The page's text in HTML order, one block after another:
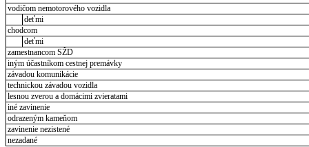
vodičom nemotorového vozidla
deťmi
chodcom
deťmi
zamestnancom SŽD
iným účastníkom cestnej premávky
závadou komunikácie
technickou závadou vozidla
lesnou zverou a domácimi zvieratami
iné zavinenie
odrazeným kameňom
zavinenie nezistené
nezadané